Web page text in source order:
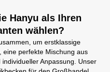
Hanyu als Ihren
wählen?
um erstklassige
eine perfekte Mischung aus
Anpassung. Unser